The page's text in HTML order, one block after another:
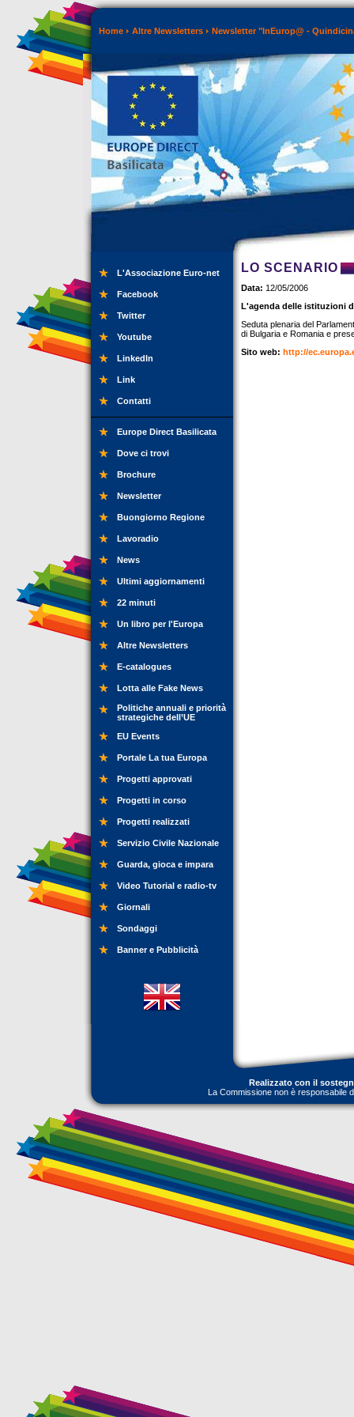
Home Altre Newsletters Newsletter "InEurop@ -
L'Associazione Euro-net
Facebook
Twitter
Youtube
LinkedIn
Link
Contatti
Europe Direct Basilicata
Dove ci trovi
Brochure
Newsletter
Buongiorno Regione
Lavoradio
News
Ultimi aggiornamenti
22 minuti
Un libro per l'Europa
Altre Newsletters
E-catalogues
Lotta alle Fake News
Politiche annuali e priorità
strategiche dell’UE
EU Events
Portale La tua Europa
Progetti approvati
Progetti in corso
Progetti realizzati
Servizio Civile Nazionale
Guarda, gioca e impara
Video Tutorial e radio-tv
Giornali
Sondaggi
Banner e Pubblicità
LO SCENARIO
Data: 12/05/2006
L'agenda delle istituzioni
Seduta plenaria del
di Bulgaria e Romania e
Sito web: http://
Realizzato con il
La Commissione non è responsabile